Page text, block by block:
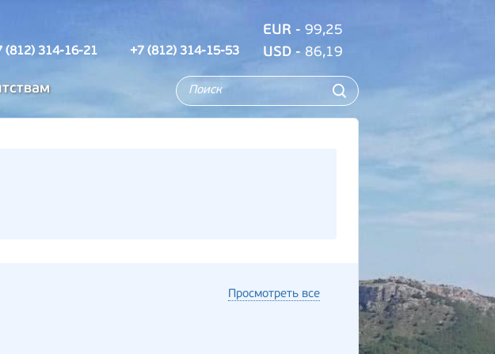
(812) 314-16-21 +7 (812) 314-15-53
EUR - 99,25
USD - 86,19
Просмотреть все